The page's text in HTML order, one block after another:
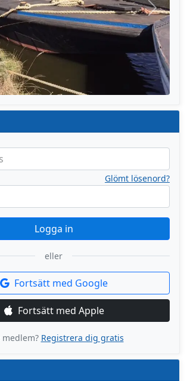
Nästa
Glömt lösenord?
Logga in
eller
Fortsätt med Google
Fortsätt med Apple
Registrera dig gratis